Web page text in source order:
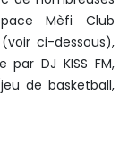
Mèfi Club
ci-dessous),
par DJ KISS FM,
de basketball,